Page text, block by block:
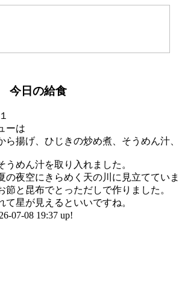
今日の給食
ーは
ら揚げ、ひじきの炒め煮、そうめん汁
うめん汁を取り入れました。
の夜空にきらめく天の川に見立ててい
節と昆布でとっただしで作りました。
て星が見えるといいですね。
07-08 19:37 up!